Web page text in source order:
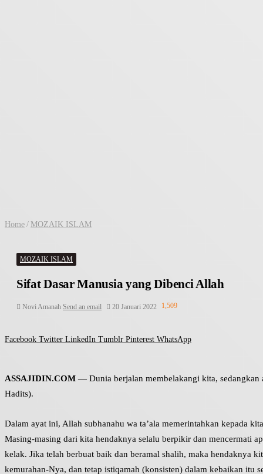
Home / MOZAIK ISLAM
MOZAIK ISLAM
Sifat Dasar Manusia yang Dibenci Allah
Novi Amanah Send an email 20 Januari 2022 1,509
Facebook Twitter LinkedIn Tumblr Pinterest WhatsApp
ASSAJIDIN.COM — Dunia berjalan membelakangi kita,
Hadits).
Dalam ayat ini, Allah subhanahu wa ta’ala memerintahkan kepada
Masing-masing dari kita hendaknya selalu berpikir dan mencermati
kelak. Jika telah berbuat baik dan beramal shalih, maka hendaknya
kemurahan-Nya, dan tetap istiqamah (konsisten) dalam kebaikan itu